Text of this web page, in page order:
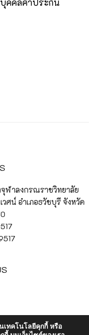
คคลค้ำประกัน
จุฬาลงกรณราชวิทยาลัย
ศน์ อำเภอธวัชบุรี จังหวัด
เทคโนโลยีคุกกี้ หรือ